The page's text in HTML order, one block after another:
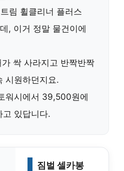
림 휠클리너 플러스
, 이거 정말 물건이에
싹 사라지고 반짝반짝
시원하던지요.
워시 에서 39,500원에
고 있답니다.
짐벌 셀카봉